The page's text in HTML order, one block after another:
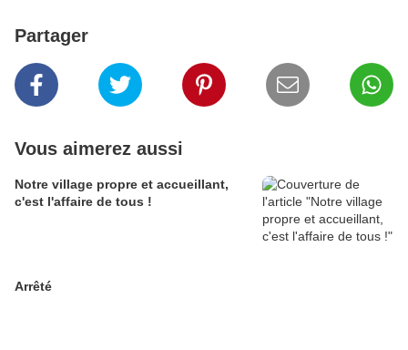
Partager
Vous aimerez aussi
Notre village propre et accueillant,
c'est l'affaire de tous !
Arrêté